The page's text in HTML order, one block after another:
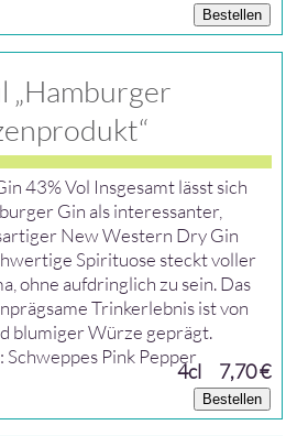
Bestellen
„Hamburger
43% Vol Insgesamt lässt sich
Gin als interessanter,
New Western Dry Gin
Spirituose steckt voller
ohne aufdringlich zu sein. Das
Trinkerlebnis ist von
blumiger Würze geprägt.
Schweppes Pink Pepper
4cl 7,70 €
Bestellen